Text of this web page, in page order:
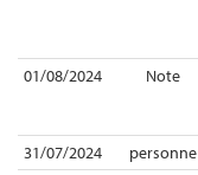
01/08/2024
Note
31/07/2024
personne